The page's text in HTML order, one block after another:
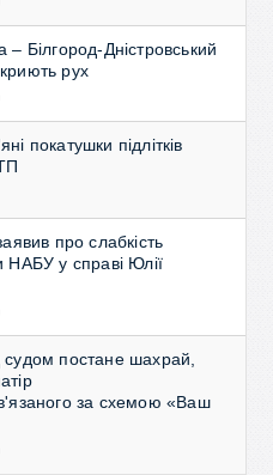
– Білгород-Дністровський
рух
покатушки підлітків
про слабкість
НАБУ у справі Юлії
постане шахрай,
за схемою «Ваш